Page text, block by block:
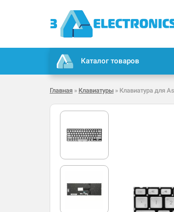
Каталог товаров
Главная » Клавиатуры » Клавиатура для